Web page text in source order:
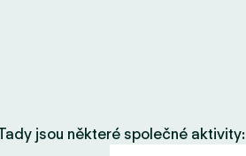
jsou některé společné aktivity: